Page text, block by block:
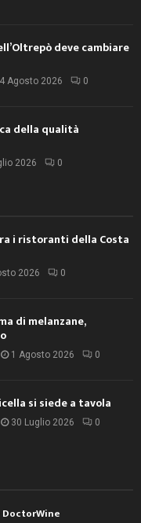
deve cambiare
4 Agosto 2026 0
della qualità
2026 0
i ristoranti della Costa
2026 0
di melanzane,
1 Agosto 2026 0
si siede a tavola
30 Luglio 2026 0